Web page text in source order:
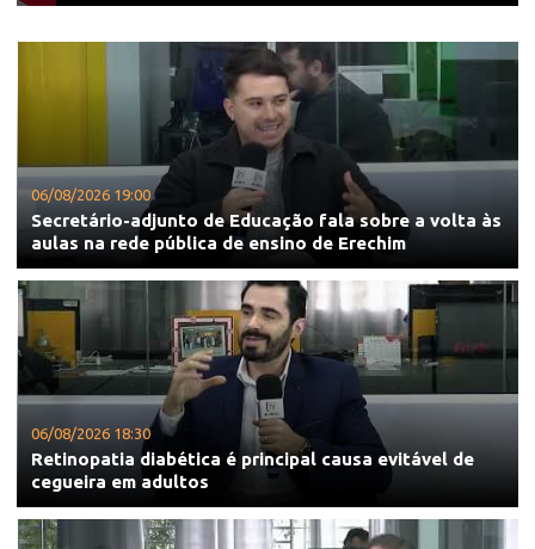
06/08/2026 19:00
Secretário-adjunto de Educação fala sobre a volta às
aulas na rede pública de ensino de Erechim
06/08/2026 18:30
Retinopatia diabética é principal causa evitável de
cegueira em adultos